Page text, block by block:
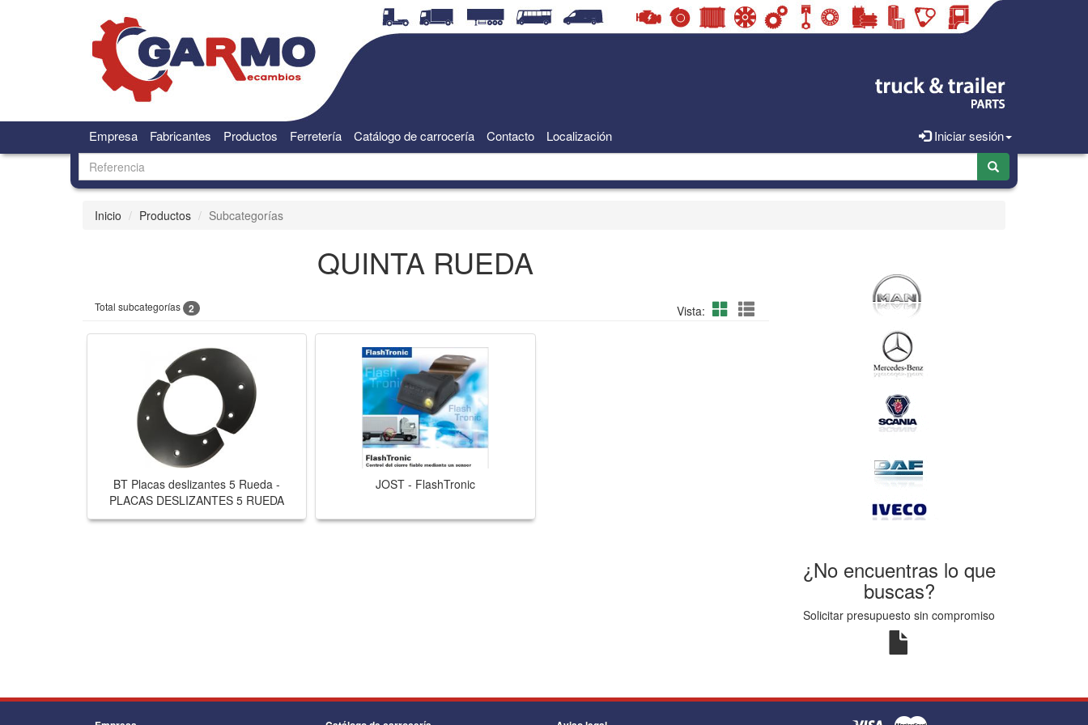
Iniciar sesión
Empresa Fabricantes Productos Ferretería Catálogo de carrocería Contacto Localización
Inicio Productos Subcategorías
QUINTA RUEDA
Total subcategorías 2 Vista:
BT Placas deslizantes 5 Rueda -
PLACAS DESLIZANTES 5 RUEDA
JOST - FlashTronic
¿No encuentras lo que
buscas?
Solicitar presupuesto sin compromiso